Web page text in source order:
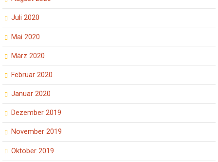
Juli 2020
Mai 2020
März 2020
Februar 2020
Januar 2020
Dezember 2019
November 2019
Oktober 2019